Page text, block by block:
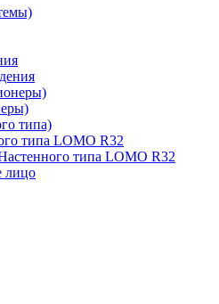
типа)
типа LOMO R32
типа LOMO R32
лицо